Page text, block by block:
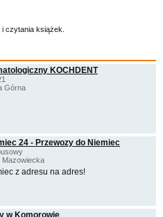
czytania książek.
KOCHDENT
Górna
24 - Przewozy do Niemiec
z adresu na adres!
w Komorowie